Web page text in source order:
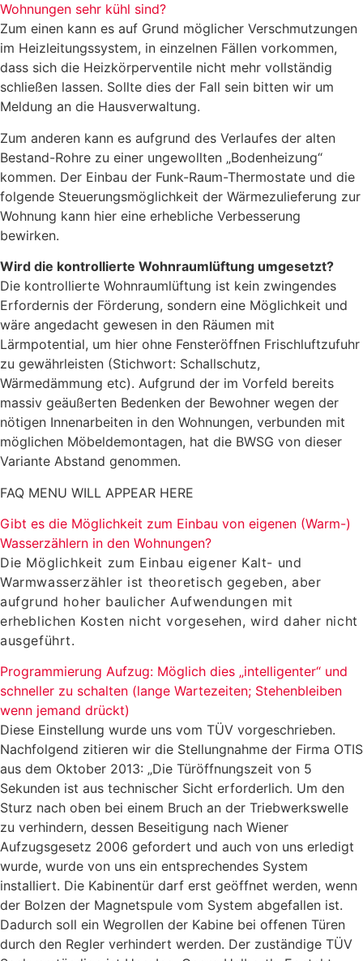
Wohnungen sehr kühl sind?
Zum einen kann es auf Grund möglicher Verschmutzungen
im Heizleitungssystem, in einzelnen Fällen vorkommen,
dass sich die Heizkörperventile nicht mehr vollständig
schließen lassen. Sollte dies der Fall sein bitten wir um
Meldung an die Hausverwaltung.
Zum anderen kann es aufgrund des Verlaufes der alten
Bestand-Rohre zu einer ungewollten „Bodenheizung“
kommen. Der Einbau der Funk-Raum-Thermostate und die
folgende Steuerungsmöglichkeit der Wärmezulieferung zur
Wohnung kann hier eine erhebliche Verbesserung
bewirken.
Wird die kontrollierte Wohnraumlüftung umgesetzt?
Die kontrollierte Wohnraumlüftung ist kein zwingendes
Erfordernis der Förderung, sondern eine Möglichkeit und
wäre angedacht gewesen in den Räumen mit
Lärmpotential, um hier ohne Fensteröffnen Frischluftzufuhr
zu gewährleisten (Stichwort: Schallschutz,
Wärmedämmung etc). Aufgrund der im Vorfeld bereits
massiv geäußerten Bedenken der Bewohner wegen der
nötigen Innenarbeiten in den Wohnungen, verbunden mit
möglichen Möbeldemontagen, hat die BWSG von dieser
Variante Abstand genommen.
FAQ MENU WILL APPEAR HERE
Gibt es die Möglichkeit zum Einbau von eigenen (Warm-)
Wasserzählern in den Wohnungen?
Die Möglichkeit zum Einbau eigener Kalt- und
Warmwasserzähler ist theoretisch gegeben, aber
aufgrund hoher baulicher Aufwendungen mit
erheblichen Kosten nicht vorgesehen, wird daher nicht
ausgeführt.
Programmierung Aufzug: Möglich dies „intelligenter“ und
schneller zu schalten (lange Wartezeiten; Stehenbleiben
wenn jemand drückt)
Diese Einstellung wurde uns vom TÜV vorgeschrieben.
Nachfolgend zitieren wir die Stellungnahme der Firma OTIS
aus dem Oktober 2013: „Die Türöffnungszeit von 5
Sekunden ist aus technischer Sicht erforderlich. Um den
Sturz nach oben bei einem Bruch an der Triebwerkswelle
zu verhindern, dessen Beseitigung nach Wiener
Aufzugsgesetz 2006 gefordert und auch von uns erledigt
wurde, wurde von uns ein entsprechendes System
installiert. Die Kabinentür darf erst geöffnet werden, wenn
der Bolzen der Magnetspule vom System abgefallen ist.
Dadurch soll ein Wegrollen der Kabine bei offenen Türen
durch den Regler verhindert werden. Der zuständige TÜV